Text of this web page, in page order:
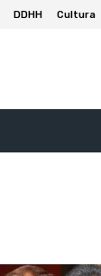
DDHH Cultura